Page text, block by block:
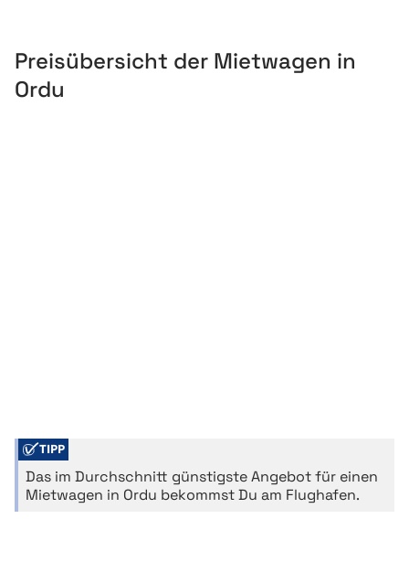
Preisübersicht der Mietwagen in
Ordu
TIPP
Das im Durchschnitt günstigste Angebot für einen
Mietwagen in Ordu bekommst Du am Flughafen.